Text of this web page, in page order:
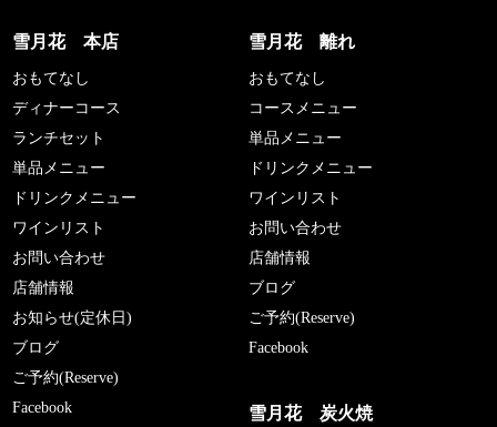
雪月花 本店
おもてなし
ディナーコース
ランチセット
単品メニュー
ドリンクメニュー
ワインリスト
お問い合わせ
店舗情報
お知らせ(定休日)
ブログ
ご予約(Reserve)
Facebook
雪月花 離れ
おもてなし
コースメニュー
単品メニュー
ドリンクメニュー
ワインリスト
お問い合わせ
店舗情報
ブログ
ご予約(Reserve)
Facebook
雪月花 炭火焼